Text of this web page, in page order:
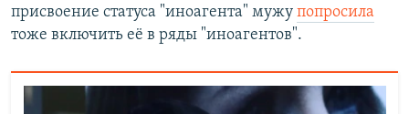
присвоение статуса "иноагента" мужу попросила
тоже включить её в ряды "иноагентов".